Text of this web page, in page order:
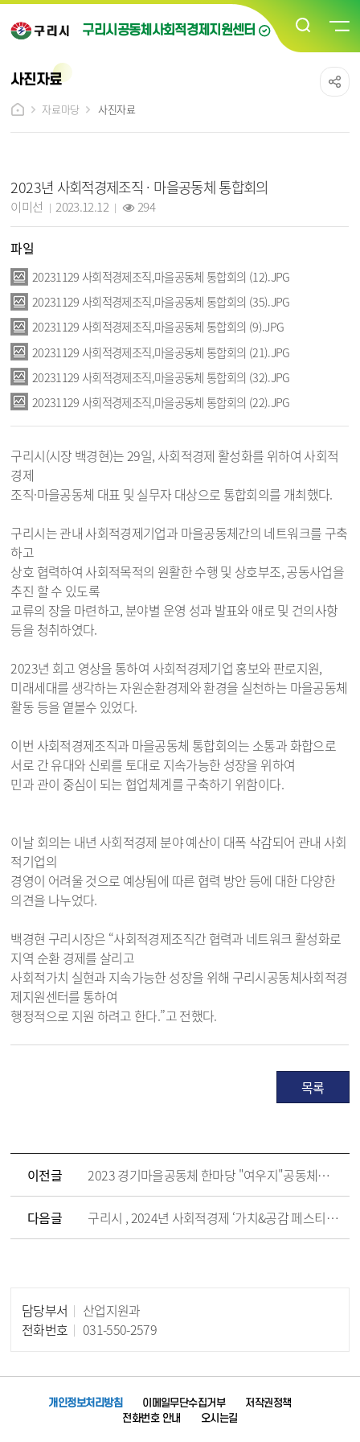
구리시공동체사회적경제지원센터
사진자료
자료마당
사진자료
2023년 사회적경제조직 · 마을공동체 통합회의
이미선 2023.12.12 294
파일
20231129 사회적경제조직,마을공동체 통합회의 (12).JPG
20231129 사회적경제조직,마을공동체 통합회의 (35).JPG
20231129 사회적경제조직,마을공동체 통합회의 (9).JPG
20231129 사회적경제조직,마을공동체 통합회의 (21).JPG
20231129 사회적경제조직,마을공동체 통합회의 (32).JPG
20231129 사회적경제조직,마을공동체 통합회의 (22).JPG
구리시(시장 백경현)는 29일, 사회적경제 활성화를 위하여 사회적
경제
조직·마을공동체 대표 및 실무자 대상으로 통합회의를 개최했다.
구리시는 관내 사회적경제기업과 마을공동체간의 네트워크를 구축
하고
상호 협력하여 사회적목적의 원활한 수행 및 상호부조, 공동사업을
추진 할 수 있도록
교류의 장을 마련하고, 분야별 운영 성과 발표와 애로 및 건의사항
등을 청취하였다.
2023년 회고 영상을 통하여 사회적경제기업 홍보와 판로지원,
미래세대를 생각하는 자원순환경제와 환경을 실천하는 마을공동체
활동 등을 옅볼수 있었다.
이번 사회적경제조직과 마을공동체 통합회의는 소통과 화합으로
서로 간 유대와 신뢰를 토대로 지속가능한 성장을 위하여
민과 관이 중심이 되는 협업체계를 구축하기 위함이다.
이날 회의는 내년 사회적경제 분야 예산이 대폭 삭감되어 관내 사회
적기업의
경영이 어려울 것으로 예상됨에 따른 협력 방안 등에 대한 다양한
의견을 나누었다.
백경현 구리시장은 “사회적경제조직간 협력과 네트워크 활성화로
지역 순환 경제를 살리고
사회적가치 실현과 지속가능한 성장을 위해 구리시공동체사회적경
제지원센터를 통하여
행정적으로 지원 하려고 한다.”고 전했다.
목록
이전글 2023 경기마을공동체 한마당 "여우지"공동체를 소개합니다
다음글 구리시 , 2024년 사회적경제 ‘가치&공감 페스티벌’ 성황리에 개최
담당부서
산업지원과
전화번호
031-550-2579
개인정보처리방침 이메일무단수집거부
저작권정책
전화번호 안내
오시는길